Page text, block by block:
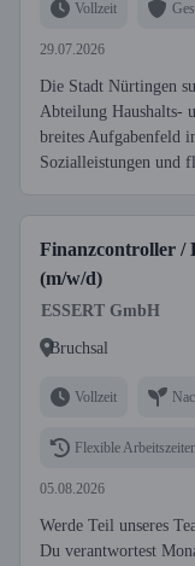
Vollzeit
29.07.2026
Die Stadt Nürtingen
Abteilung Haushalts-
breites Aufgabenfeld
Sozialleistungen und
Finanzcontroller /
(m/w/d)
ESSERT GmbH
Bruchsal
Vollzeit
Flexible Arbeitszeiten
05.08.2026
Werde Teil unseres
Du verantwortest